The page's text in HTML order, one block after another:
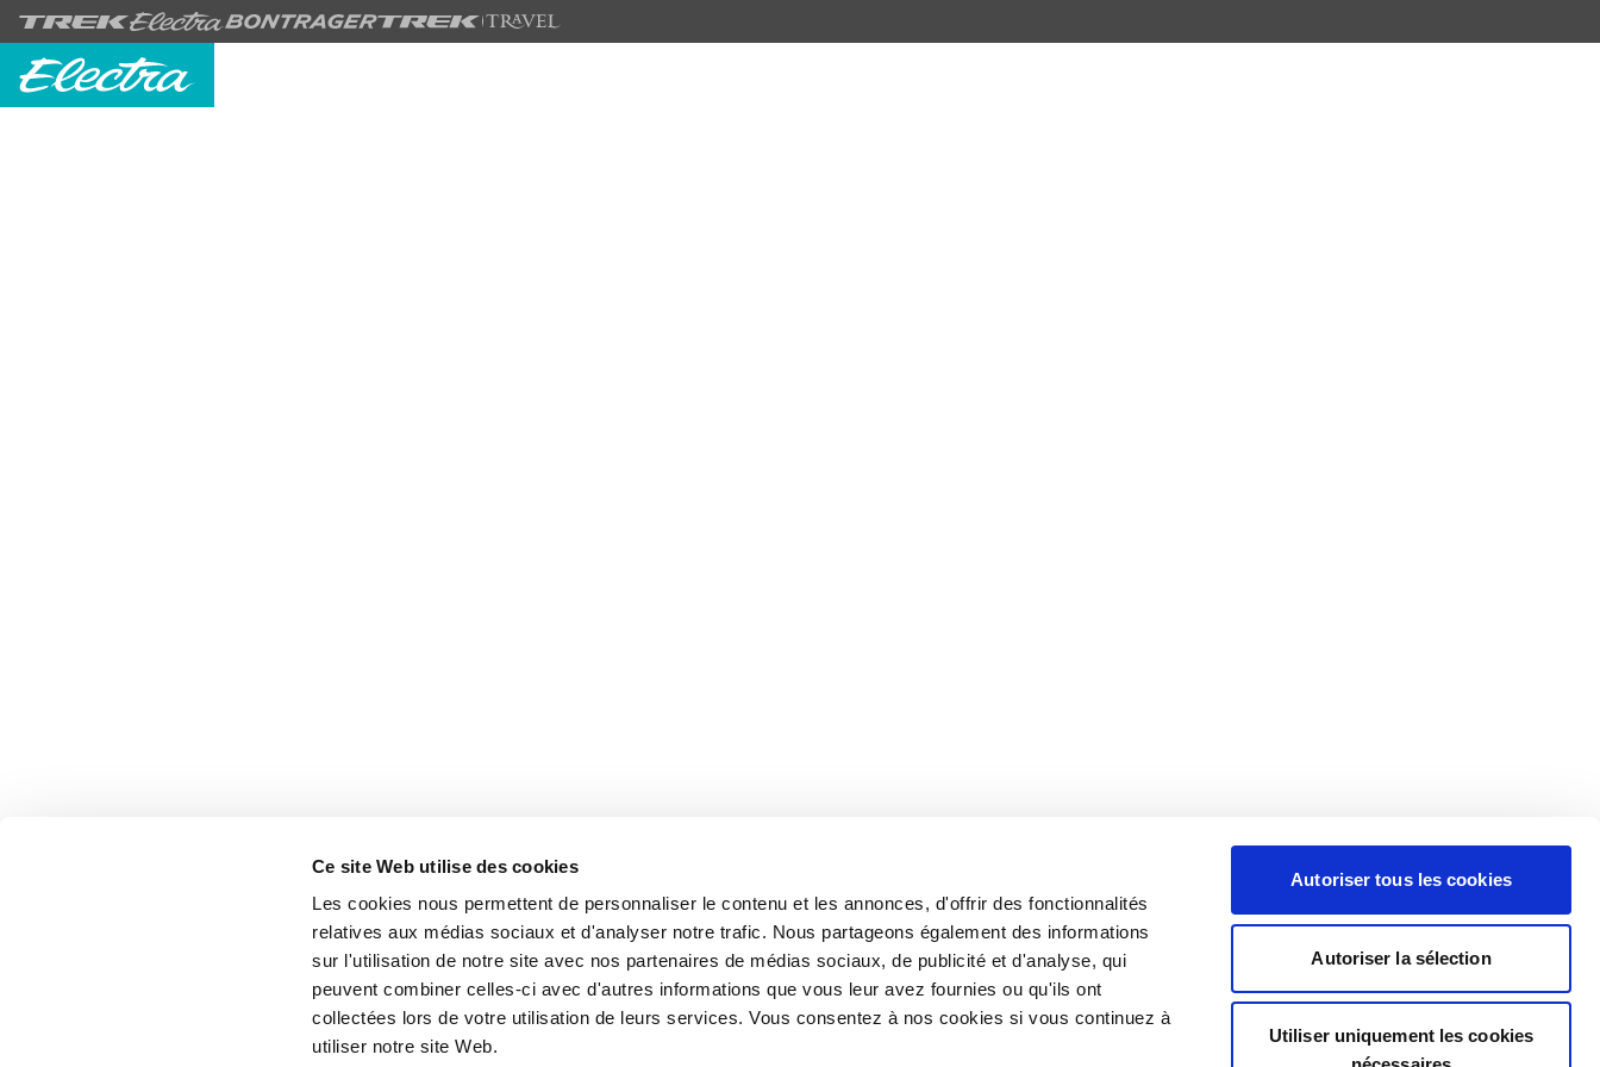
Ce site Web utilise des cookies
Les cookies nous permettent de personnaliser le contenu et les annonces, d'offrir des fonctionnalités
relatives aux médias sociaux et d'analyser notre trafic. Nous partageons également des informations
sur l'utilisation de notre site avec nos partenaires de médias sociaux, de publicité et d'analyse, qui
peuvent combiner celles-ci avec d'autres informations que vous leur avez fournies ou qu'ils ont
collectées lors de votre utilisation de leurs services. Vous consentez à nos cookies si vous continuez à
utiliser notre site Web.
Autoriser tous les cookies
Autoriser la sélection
Utiliser uniquement les cookies